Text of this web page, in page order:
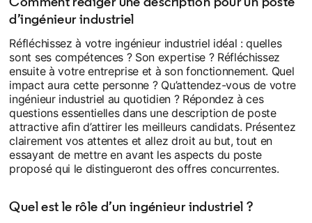
d’ingénieur industriel
Réfléchissez à votre ingénieur industriel idéal : quelles
sont ses compétences ? Son expertise ? Réfléchissez
ensuite à votre entreprise et à son fonctionnement. Quel
impact aura cette personne ? Qu’attendez-vous de votre
ingénieur industriel au quotidien ? Répondez à ces
questions essentielles dans une description de poste
attractive afin d’attirer les meilleurs candidats. Présentez
clairement vos attentes et allez droit au but, tout en
essayant de mettre en avant les aspects du poste
proposé qui le distingueront des offres concurrentes.
Quel est le rôle d’un ingénieur industriel ?